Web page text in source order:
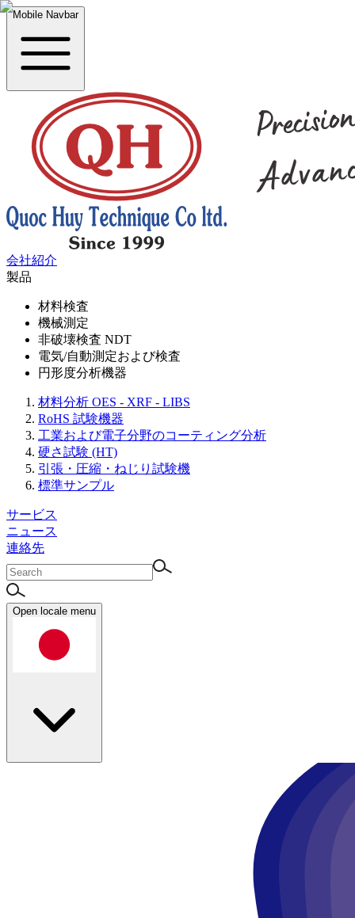
Mobile Navbar
会社紹介
製品
材料検査
機械測定
非破壊検査 NDT
電気/自動測定および検査
円形度分析機器
材料分析 OES - XRF - LIBS
RoHS 試験機器
工業および電子分野のコーティング分析
硬さ試験 (HT)
引張・圧縮・ねじり試験機
標準サンプル
サービス
ニュース
連絡先
Open locale menu